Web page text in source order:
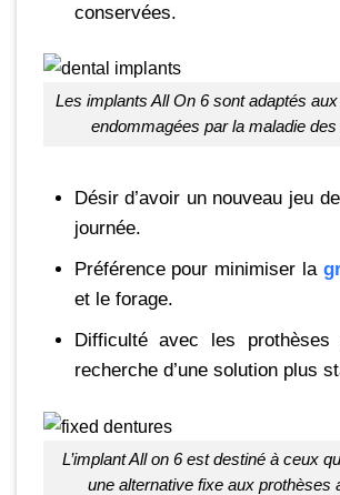
conservées.
Les implants All On 6 sont adaptés aux dents mobiles
endommagées par la maladie
Désir d’avoir un nouveau jeu
journée.
Préférence pour minimiser la
et le forage.
Difficulté avec les prothèses
recherche d’une solution plus
L’implant All on 6 est destiné à ceux qui recherchent
une alternative fixe aux prothèses